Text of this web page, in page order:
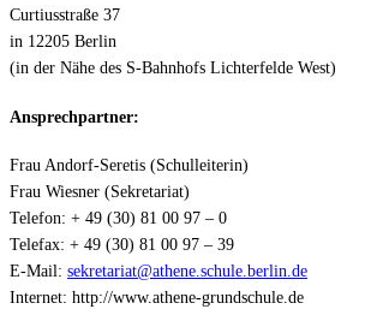
Curtiusstraße 37
in 12205 Berlin
(in der Nähe des S-Bahnhofs Lichterfelde West)
Ansprechpartner:
Frau Andorf-Seretis (Schulleiterin)
Frau Wiesner (Sekretariat)
Telefon: + 49 (30) 81 00 97 – 0
Telefax: + 49 (30) 81 00 97 – 39
E-Mail: sekretariat@athene.schule.berlin.de
Internet: http://www.athene-grundschule.de